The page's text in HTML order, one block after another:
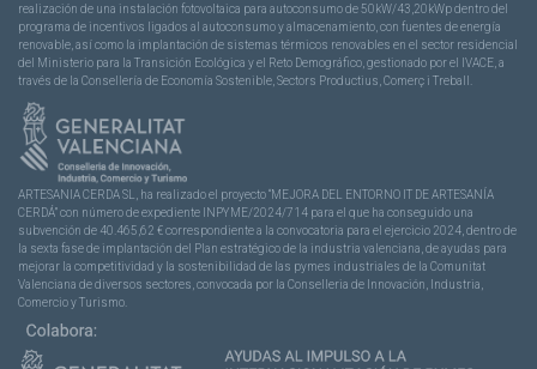
realización de una instalación fotovoltaica para autoconsumo de 50kW/43,20kWp dentro del
programa de incentivos ligados al autoconsumo y almacenamiento, con fuentes de energía
renovable, así como la implantación de sistemas térmicos renovables en el sector residencial
del Ministerio para la Transición Ecológica y el Reto Demográfico, gestionado por el IVACE, a
través de la Consellería de Economía Sostenible, Sectors Productius, Comerç i Treball.
ARTESANIA CERDA SL, ha realizado el proyecto “MEJORA DEL ENTORNO IT DE ARTESANÍA
CERDÁ” con número de expediente INPYME/2024/714 para el que ha conseguido una
subvención de 40.465,62 € correspondiente a la convocatoria para el ejercicio 2024, dentro de
la sexta fase de implantación del Plan estratégico de la industria valenciana, de ayudas para
mejorar la competitividad y la sostenibilidad de las pymes industriales de la Comunitat
Valenciana de diversos sectores, convocada por la Conselleria de Innovación, Industria,
Comercio y Turismo.